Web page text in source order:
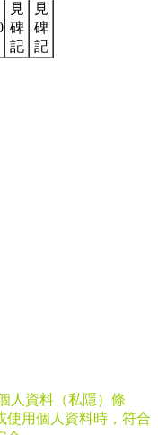
見
碑
記
見
碑
記
人資料（私隱）條
使用個人資料時，符合